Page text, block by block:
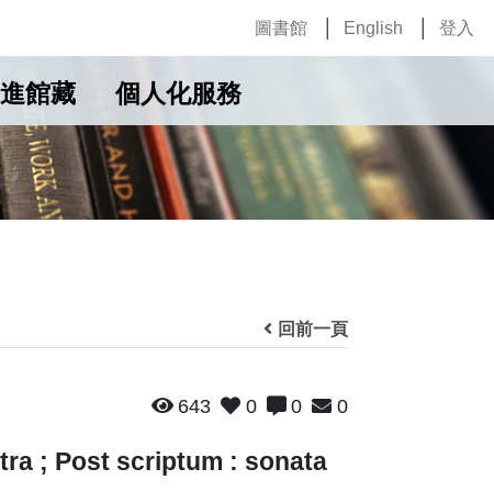
圖書館 English 登入
館藏 個人化服務
回前一頁
643 0 0 0
; Post scriptum : sonata